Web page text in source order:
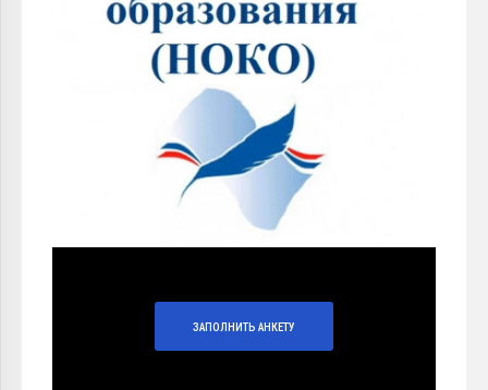
ЗАПОЛНИТЬ АНКЕТУ